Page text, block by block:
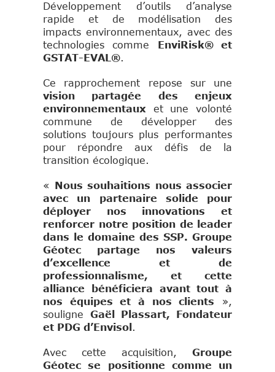
Développement d’outils d’analyse
rapide et de modélisation des
impacts environnementaux, avec des
technologies comme
EnviRisk® et
GSTAT-EVAL®.
Ce rapprochement repose sur une
vision partagée des enjeux
environnementaux et une volonté
commune de développer des
solutions toujours plus performantes
pour répondre aux défis de la
transition écologique.
«
Nous souhaitions nous associer
avec un partenaire solide pour
déployer nos innovations et
renforcer notre position de leader
dans le domaine des SSP. Groupe
Géotec partage nos valeurs
d’excellence et de
professionnalisme, et cette
alliance bénéficiera avant tout à
nos équipes et à nos clients »,
souligne Gaël Plassart, Fondateur
et PDG d’Envisol .
Avec cette acquisition, Groupe
Géotec se positionne comme un